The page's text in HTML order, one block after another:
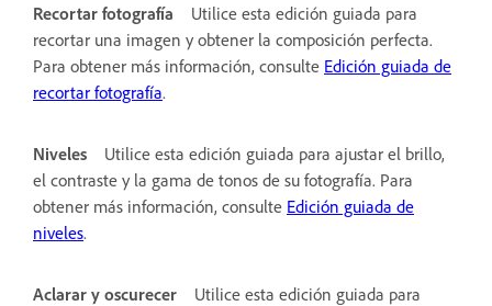
Recortar fotografía
Utilice esta edición guiada para
recortar una imagen y obtener la composición perfecta.
Para obtener más información, consulte Edición guiada de
recortar fotografía.
Niveles
Utilice esta edición guiada para ajustar el brillo,
el contraste y la gama de tonos de su fotografía. Para
obtener más información, consulte Edición guiada de
niveles.
Aclarar y oscurecer
Utilice esta edición guiada para